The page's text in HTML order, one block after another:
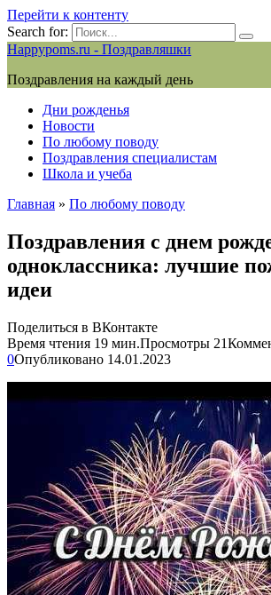
Перейти к контенту
Search for:
Happypoms.ru - Поздравляшки
Поздравления на каждый день
Дни рожденья
Новости
По любому поводу
Поздравления специалистам
Школа и учеба
Главная » По любому поводу
Поздравления с днем
одноклассника: лучшие
идеи
Поделиться в ВКонтакте
Время чтения 19 мин.Просмотры 21
0Опубликовано 14.01.2023